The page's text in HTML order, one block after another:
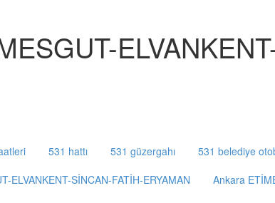
531 hattı 531 güzergahı 531 belediye
ELVANKENT-SİNCAN-FATİH-ERYAMAN
Ankara